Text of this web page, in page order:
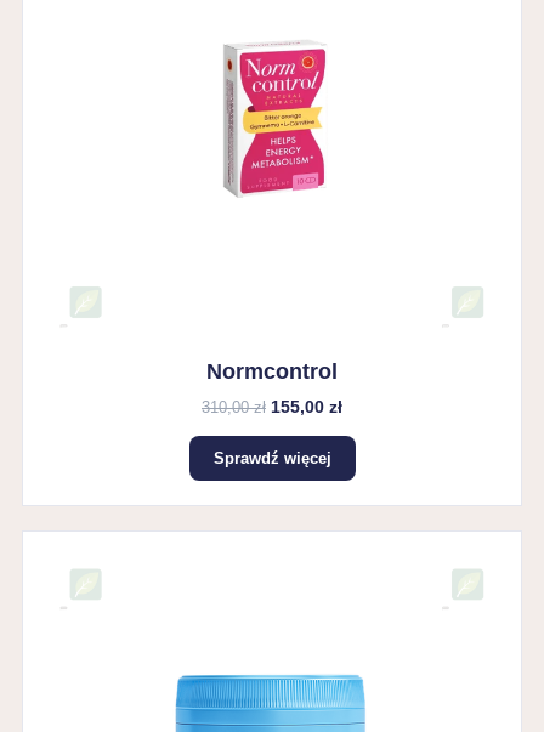
Normcontrol
310,00 zł 155,00 zł
Sprawdź więcej